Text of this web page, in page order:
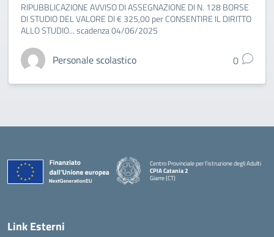
RIPUBBLICAZIONE AVVISO DI ASSEGNAZIONE DI N. 128 BORSE
DI STUDIO DEL VALORE DI € 325,00 per CONSENTIRE IL DIRITTO
ALLO STUDIO... scadenza 04/06/2025
Personale scolastico 0
Centro Provinciale per l'istruzione degli Adulti
CPIA Catania 2
Giarre (CT)
Link Esterni